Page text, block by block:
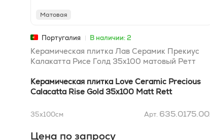
Матовая
Португалия В наличии: 2
Керамическая плитка Лав Серамик Прекиус
Калакатта Рисе Голд 35х100 матовый Ретт
Керамическая плитка Love Ceramic Precious
Calacatta Rise Gold 35х100 Matt Rett
35x100см Арт.
Цена по запросу